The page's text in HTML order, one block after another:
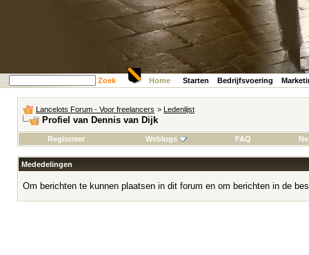
Zoek Home Starten Bedrijfsvoering
Lancelots Forum - Voor freelancers > Ledenlijst
Profiel van Dennis van Dijk
Registreer Weblogs FAQ
Mededelingen
Om berichten te kunnen plaatsen in dit forum en om berichten in de